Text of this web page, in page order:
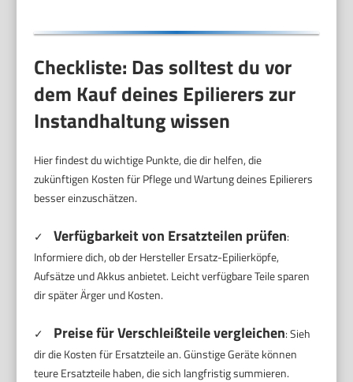
Checkliste: Das solltest du vor
dem Kauf deines Epilierers zur
Instandhaltung wissen
Hier findest du wichtige Punkte, die dir helfen, die
zukünftigen Kosten für Pflege und Wartung deines Epilierers
besser einzuschätzen.
✓ Verfügbarkeit von Ersatzteilen prüfen:
Informiere dich, ob der Hersteller Ersatz-Epilierköpfe,
Aufsätze und Akkus anbietet. Leicht verfügbare Teile sparen
dir später Ärger und Kosten.
✓ Preise für Verschleißteile vergleichen: Sieh
dir die Kosten für Ersatzteile an. Günstige Geräte können
teure Ersatzteile haben, die sich langfristig summieren.